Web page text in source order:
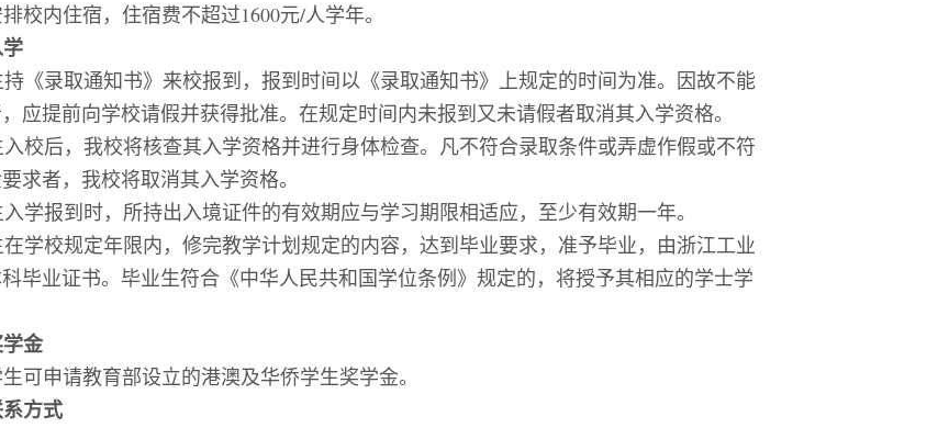
校内住宿，住宿费不超过1600元/人学年。
《录取通知书》来校报到，报到时间以《录取通知书》上规定的时间为准。因故不能
应提前向学校请假并获得批准。在规定时间内未报到又未请假者取消其入学资格。
校后，我校将核查其入学资格并进行身体检查。凡不符合录取条件或弄虚作假或不符
求者，我校将取消其入学资格。
学报到时，所持出入境证件的有效期应与学习期限相适应，至少有效期一年。
在学校规定年限内，修完教学计划规定的内容，达到毕业要求，准予毕业，由浙江工业
毕业证书。毕业生符合《中华人民共和国学位条例》规定的，将授予其相应的学士学
金
可申请教育部设立的港澳及华侨学生奖学金。
方式